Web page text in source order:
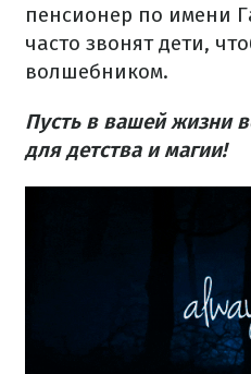
пенсионер по имени
часто звонят дети,
волшебником.
Пусть в вашей жизни
для детства и магии!